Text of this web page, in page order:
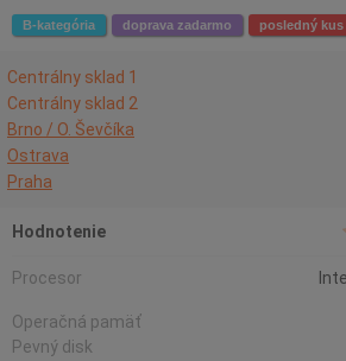
B-kategória doprava zadarmo posledný kus
Centrálny sklad 1
Centrálny sklad 2
Brno / O. Ševčíka
Ostrava
Praha
Hodnotenie
Procesor
Operačná pamäť
Pevný disk